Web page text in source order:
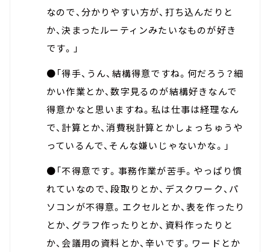
なので、分かりやすい方が、打ち込んだりと
か、決まったルーティンみたいなものが好き
です。」
●「得手、うん、結構得意ですね。何だろう？細
かい作業とか、数字見るのが結構好きなんで
得意かなと思いますね。私は仕事は経理なん
で、計算とか、消費税計算とかしょっちゅうや
っているんで、そんな嫌いじゃないかな。」
●「不得意です。事務作業が苦手。やっぱり慣
れていなので、段取りとか、デスクワーク、パ
ソコンが不得意。エクセルとか、表を作ったり
とか、グラフ作ったりとか、資料作ったりと
か、会議用の資料とか、辛いです。ワードとか